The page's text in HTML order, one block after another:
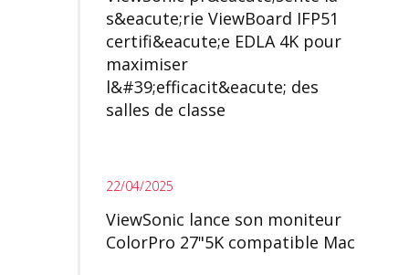
s&eacute;rie ViewBoard IFP51
certifi&eacute;e EDLA 4K pour
maximiser
l&#39;efficacit&eacute; des
salles de classe
22/04/2025
ViewSonic lance son moniteur
ColorPro 27"5K compatible Mac